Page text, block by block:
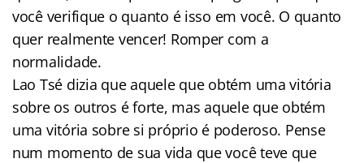
você verifique o quanto é isso em você. O quanto
quer realmente vencer! Romper com a
normalidade.
Lao Tsé dizia que aquele que obtém uma vitória
sobre os outros é forte, mas aquele que obtém
uma vitória sobre si próprio é poderoso. Pense
num momento de sua vida que você teve que